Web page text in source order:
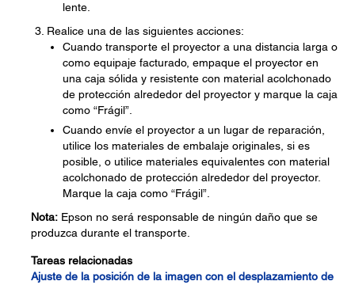
lente.
Realice una de las siguientes acciones:
Cuando transporte el proyector a una distancia larga o
como equipaje facturado, empaque el proyector en
una caja sólida y resistente con material acolchonado
de protección alrededor del proyector y marque la caja
como “Frágil”.
Cuando envíe el proyector a un lugar de reparación,
utilice los materiales de embalaje originales, si es
posible, o utilice materiales equivalentes con material
acolchonado de protección alrededor del proyector.
Marque la caja como “Frágil”.
Nota: Epson no será responsable de ningún daño que se
produzca durante el transporte.
Tareas relacionadas
Ajuste de la posición de la imagen con el desplazamiento de